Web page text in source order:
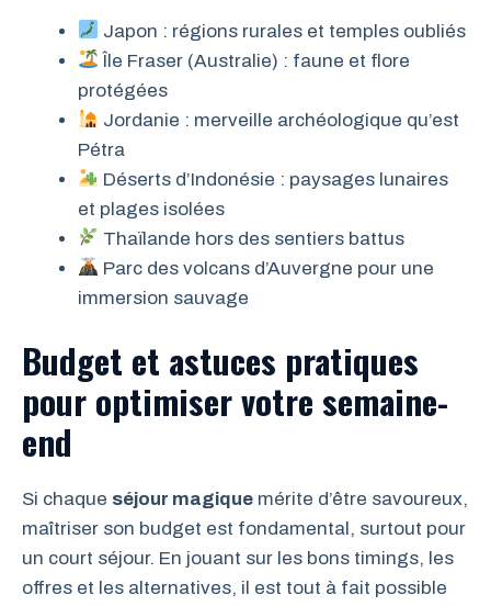
Japon : régions rurales et temples oubliés
Île Fraser (Australie) : faune et flore
protégées
Jordanie : merveille archéologique qu’est
Pétra
Déserts d’Indonésie : paysages lunaires
et plages isolées
Thaïlande hors des sentiers battus
Parc des volcans d’Auvergne pour une
immersion sauvage
Budget et astuces pratiques
pour optimiser votre semaine-
end
Si chaque séjour magique mérite d’être savoureux,
maîtriser son budget est fondamental, surtout pour
un court séjour. En jouant sur les bons timings, les
offres et les alternatives, il est tout à fait possible